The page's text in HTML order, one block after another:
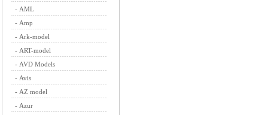
- AML
- Amp
- Ark-model
- ART-model
- AVD Models
- Avis
- AZ model
- Azur